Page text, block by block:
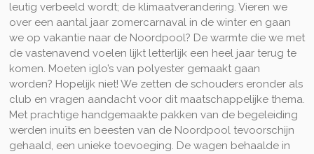
leutig verbeeld wordt; de klimaatverandering. Vieren we
over een aantal jaar zomercarnaval in de winter en gaan
we op vakantie naar de Noordpool? De warmte die we met
de vastenavend voelen lijkt letterlijk een heel jaar terug te
komen. Moeten iglo’s van polyester gemaakt gaan
worden? Hopelijk niet! We zetten de schouders eronder als
club en vragen aandacht voor dit maatschappelijke thema.
Met prachtige handgemaakte pakken van de begeleiding
werden inuïts en beesten van de Noordpool tevoorschijn
gehaald, een unieke toevoeging. De wagen behaalde in